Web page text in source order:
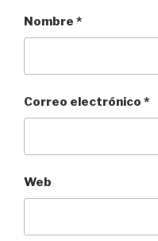
Nombre *
Correo electrónico *
Web